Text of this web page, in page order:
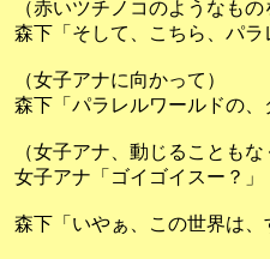
（赤いツチノコのようなもの
森下「そして、こちら、パラ
（女子アナに向かって）
森下「パラレルワールドの、
（女子アナ、動じることもな
女子アナ「ゴイゴイスー？」
森下「いやぁ、この世界は、